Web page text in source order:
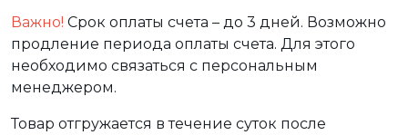
Важно! Срок оплаты счета – до 3 дней. Возможно
продление периода оплаты счета. Для этого
необходимо связаться с персональным
менеджером.
Товар отгружается в течение суток после